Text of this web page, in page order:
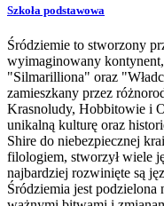
Szkoła podstawowa
Śródziemie to stworzony
wyimaginowany
"Silmarilliona" oraz
zamieszkany przez
Krasnoludy, Hobbitowie i
unikalną kulturę oraz
Shire do niebezpiecznej
filologiem, stworzył wiele
najbardziej rozwinięte są
Śródziemia jest podzielona